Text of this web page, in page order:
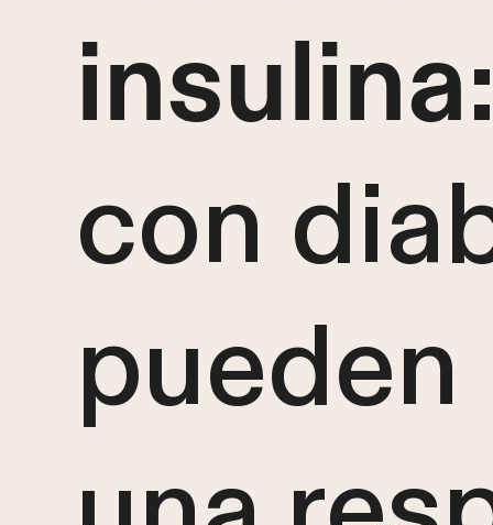
insulina
con